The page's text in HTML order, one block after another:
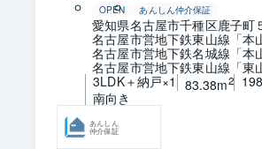
OPEN あんしん仲介保証
愛知県名古屋市千種区鹿子町
名古屋市営地下鉄東山線「本
名古屋市営地下鉄名城線「本
名古屋市営地下鉄東山線「東
3LDK＋納戸×1
83.38m2
南向き
あんしん
仲介保証